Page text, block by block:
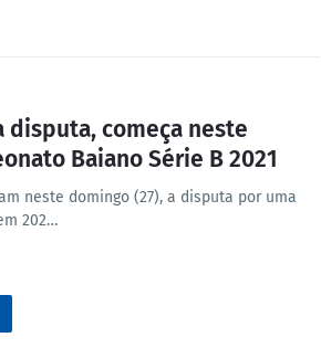
disputa, começa neste
Baiano Série B 2021
neste domingo (27), a disputa por uma
202…